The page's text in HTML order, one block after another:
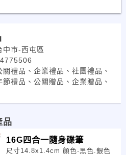
中市-西屯區
關禮品、企業禮品、社團禮品、
節禮品、公關贈品、企業贈品、
品
16G四合一隨身碟筆
尺寸14.8x1.4cm 顏色-黑色.銀色